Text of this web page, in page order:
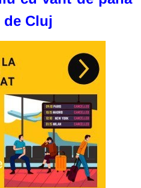
de Cluj